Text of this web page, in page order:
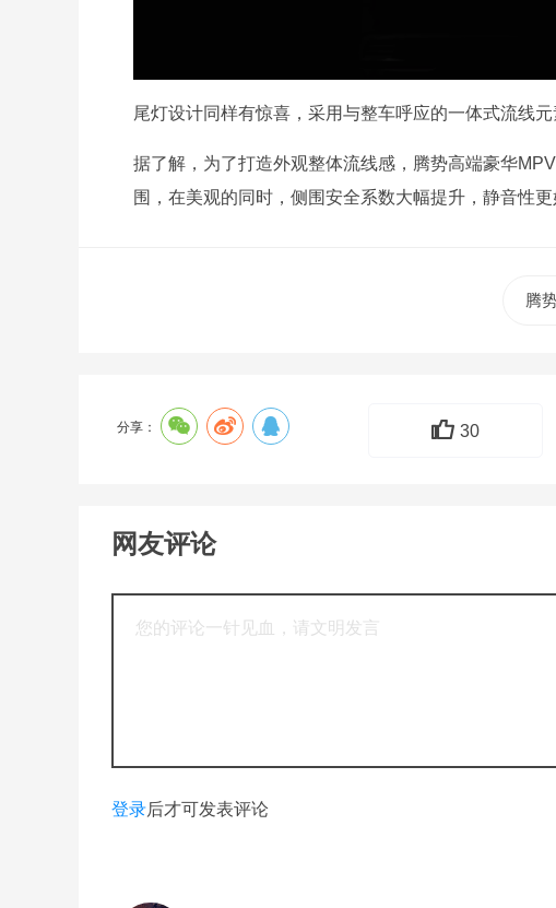
尾灯设计同样有惊喜，采用与整车呼应的一体式流线元
据了解，为了打造外观整体流线感，腾势高端豪华
围，在美观的同时，侧围安全系数大幅提升，静音性
腾
分享： 30
网友评论
登录后才可发表评论